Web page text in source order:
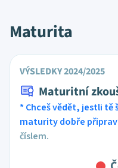
Maturita
VÝSLEDKY 2024/2025
Maturitní
* Chceš vědět, jestli
maturity dobře
číslem.